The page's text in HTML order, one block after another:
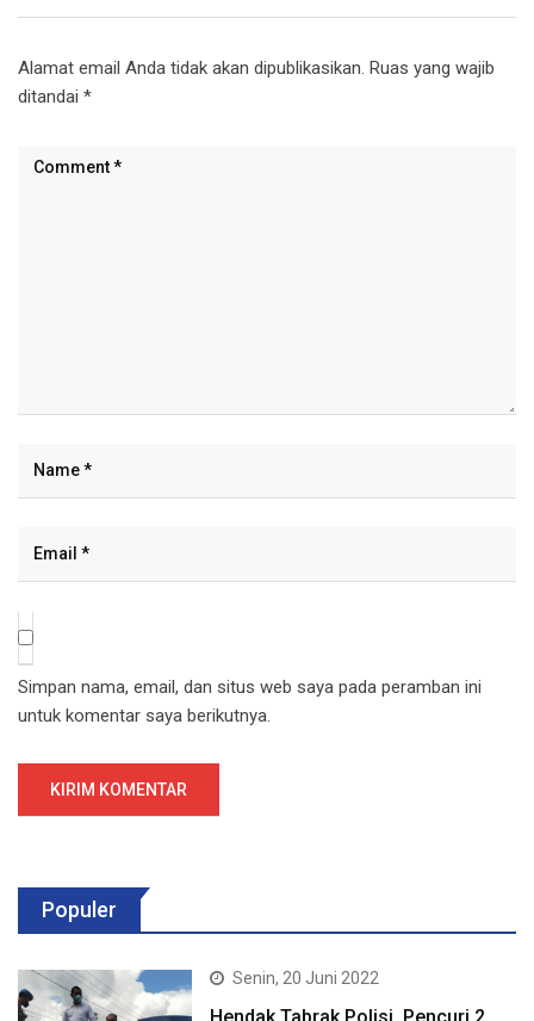
Alamat email Anda tidak akan dipublikasikan. Ruas yang wajib
ditandai *
Simpan nama, email, dan situs web saya pada peramban ini
untuk komentar saya berikutnya.
Populer
Senin, 20 Juni 2022